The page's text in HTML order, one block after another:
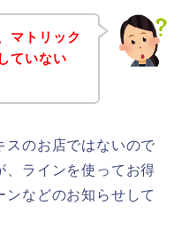
マトリック
ていない
スのお店ではないので
、ラインを使ってお得
ンなどのお知らせして